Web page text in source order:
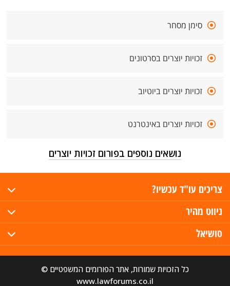
סימן מסחר
זכויות יוצרים בסרטונים
זכויות יוצרים ביוטיוב
זכויות יוצרים באינטרנט
נושאים נוספים בפורום זכויות יוצרים
צריכים עו"ד עכשיו?
ניווט מהיר
סושיאל
כל הזכויות שמורות, אתר הפורומים המשפטיים ©
www.lawforums.co.il